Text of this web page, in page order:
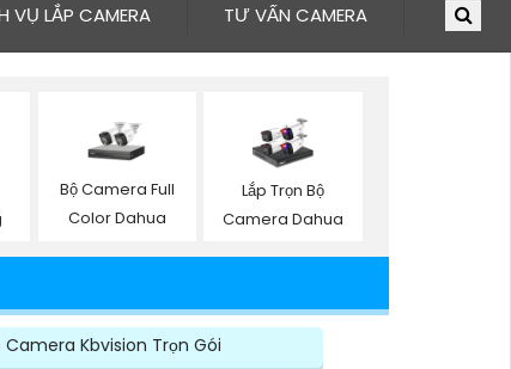
VỤ LẮP CAMERA TƯ VẤN CAMERA
Bộ Camera Full
Color Dahua
Lắp Trọn Bộ
Camera Dahua
Camera Kbvision Trọn Gói